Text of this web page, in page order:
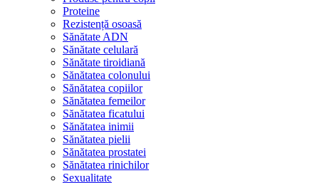
Proteine
Rezistență osoasă
Sănătate ADN
Sănătate celulară
Sănătate tiroidiană
Sănătatea colonului
Sănătatea copiilor
Sănătatea femeilor
Sănătatea ficatului
Sănătatea inimii
Sănătatea pielii
Sănătatea prostatei
Sănătatea rinichilor
Sexualitate